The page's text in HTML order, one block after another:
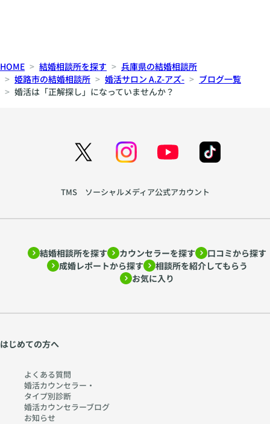
HOME 結婚相談所を探す
兵庫県の結婚相談所
姫路市の結婚相談所
婚活サロン A.Z-アズ-
ブログ一覧
婚活は「正解探し」になっていませんか？
TMS ソーシャルメディア公式アカウント
結婚相談所を探す カウンセラーを探す
口コミから探す
成婚レポートから探す
相談所を紹介してもらう
お気に入り
はじめての方へ
よくある質問
婚活カウンセラー・
タイプ別診断
婚活カウンセラーブログ
お知らせ